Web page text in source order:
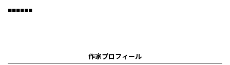
■■■■■■
作家プロフィール